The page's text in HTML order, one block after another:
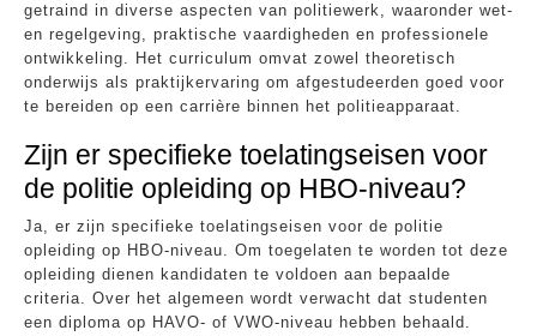
getraind in diverse aspecten van politiewerk, waaronder wet-
en regelgeving, praktische vaardigheden en professionele
ontwikkeling. Het curriculum omvat zowel theoretisch
onderwijs als praktijkervaring om afgestudeerden goed voor
te bereiden op een carrière binnen het politieapparaat.
Zijn er specifieke toelatingseisen voor
de politie opleiding op HBO-niveau?
Ja, er zijn specifieke toelatingseisen voor de politie
opleiding op HBO-niveau. Om toegelaten te worden tot deze
opleiding dienen kandidaten te voldoen aan bepaalde
criteria. Over het algemeen wordt verwacht dat studenten
een diploma op HAVO- of VWO-niveau hebben behaald.